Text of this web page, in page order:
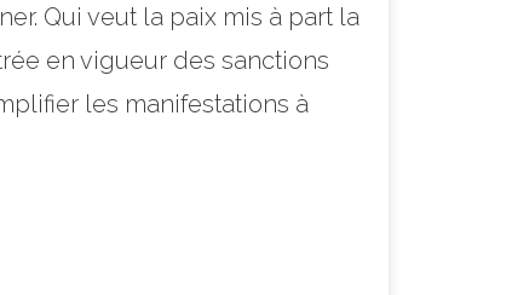
Qui veut la paix mis à part la
en vigueur des sanctions
les manifestations à